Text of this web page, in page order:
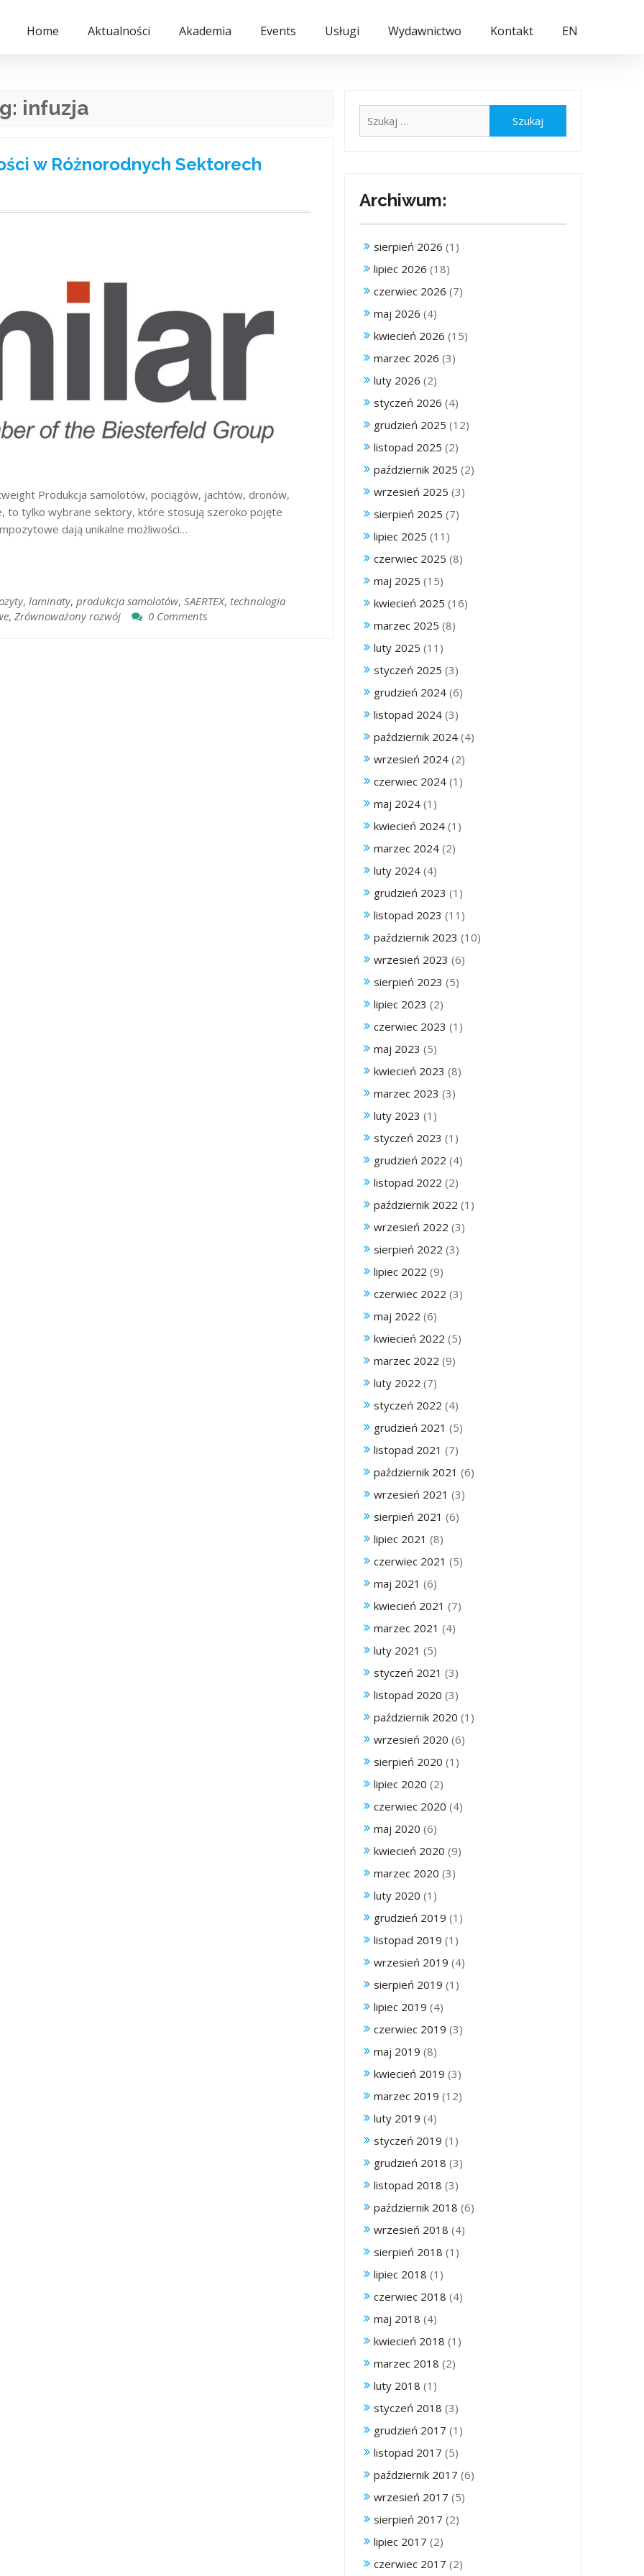
Home Aktualności Akademia Events Usługi Wydawnictwo Kontakt EN
infuzja
w Różnorodnych Sektorech
Produkcja samolotów, pociągów, jachtów, dronów,
to tylko wybrane sektory, które stosują szeroko pojęte
dają unikalne możliwości…
, laminaty, produkcja samolotów, SAERTEX, technologia
, Zrównoważony rozwój 0 Comments
Archiwum:
sierpień 2026 (1)
lipiec 2026 (18)
czerwiec 2026 (7)
maj 2026 (4)
kwiecień 2026 (15)
marzec 2026 (3)
luty 2026 (2)
styczeń 2026 (4)
grudzień 2025 (12)
listopad 2025 (2)
październik 2025 (2)
wrzesień 2025 (3)
sierpień 2025 (7)
lipiec 2025 (11)
czerwiec 2025 (8)
maj 2025 (15)
kwiecień 2025 (16)
marzec 2025 (8)
luty 2025 (11)
styczeń 2025 (3)
grudzień 2024 (6)
listopad 2024 (3)
październik 2024 (4)
wrzesień 2024 (2)
czerwiec 2024 (1)
maj 2024 (1)
kwiecień 2024 (1)
marzec 2024 (2)
luty 2024 (4)
grudzień 2023 (1)
listopad 2023 (11)
październik 2023 (10)
wrzesień 2023 (6)
sierpień 2023 (5)
lipiec 2023 (2)
czerwiec 2023 (1)
maj 2023 (5)
kwiecień 2023 (8)
marzec 2023 (3)
luty 2023 (1)
styczeń 2023 (1)
grudzień 2022 (4)
listopad 2022 (2)
październik 2022 (1)
wrzesień 2022 (3)
sierpień 2022 (3)
lipiec 2022 (9)
czerwiec 2022 (3)
maj 2022 (6)
kwiecień 2022 (5)
marzec 2022 (9)
luty 2022 (7)
styczeń 2022 (4)
grudzień 2021 (5)
listopad 2021 (7)
październik 2021 (6)
wrzesień 2021 (3)
sierpień 2021 (6)
lipiec 2021 (8)
czerwiec 2021 (5)
maj 2021 (6)
kwiecień 2021 (7)
marzec 2021 (4)
luty 2021 (5)
styczeń 2021 (3)
listopad 2020 (3)
październik 2020 (1)
wrzesień 2020 (6)
sierpień 2020 (1)
lipiec 2020 (2)
czerwiec 2020 (4)
maj 2020 (6)
kwiecień 2020 (9)
marzec 2020 (3)
luty 2020 (1)
grudzień 2019 (1)
listopad 2019 (1)
wrzesień 2019 (4)
sierpień 2019 (1)
lipiec 2019 (4)
czerwiec 2019 (3)
maj 2019 (8)
kwiecień 2019 (3)
marzec 2019 (12)
luty 2019 (4)
styczeń 2019 (1)
grudzień 2018 (3)
listopad 2018 (3)
październik 2018 (6)
wrzesień 2018 (4)
sierpień 2018 (1)
lipiec 2018 (1)
czerwiec 2018 (4)
maj 2018 (4)
kwiecień 2018 (1)
marzec 2018 (2)
luty 2018 (1)
styczeń 2018 (3)
grudzień 2017 (1)
listopad 2017 (5)
październik 2017 (6)
wrzesień 2017 (5)
sierpień 2017 (2)
lipiec 2017 (2)
czerwiec 2017 (2)